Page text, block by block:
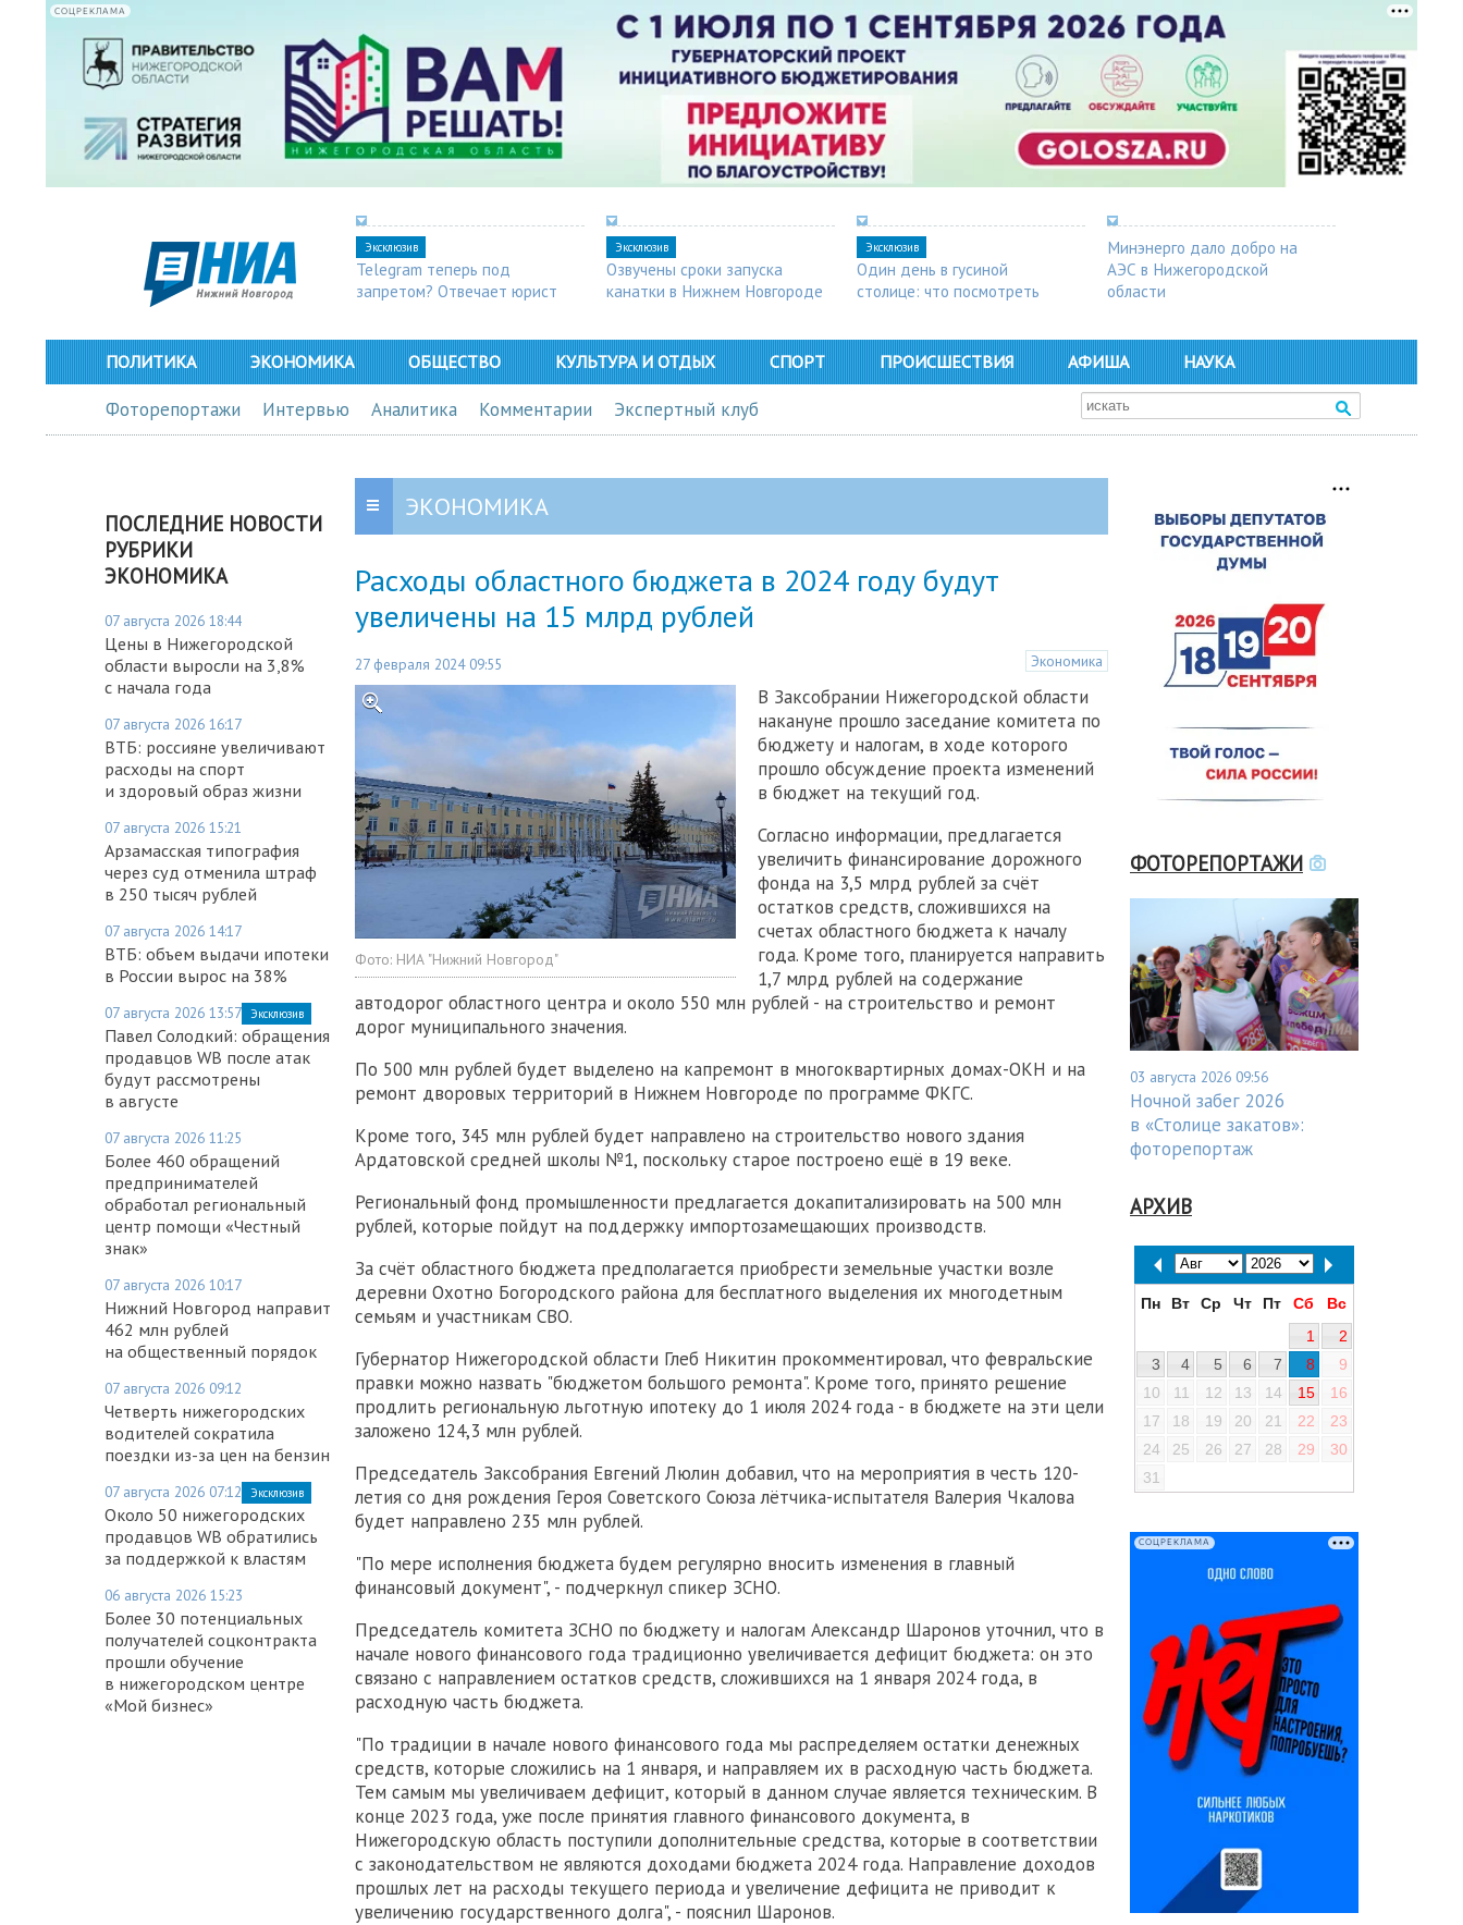
СОЦРЕКЛАМА
Эксклюзив
Telegram теперь под
запретом? Отвечает юрист
Эксклюзив
Озвучены сроки запуска
канатки в Нижнем Новгороде
Эксклюзив
Один день в гусиной
столице: что посмотреть
Минэнерго дало добро на
АЭС в Нижегородской
области
ПОЛИТИКА ЭКОНОМИКА ОБЩЕСТВО КУЛЬТУРА И ОТДЫХ СПОРТ ПРОИСШЕСТВИЯ АФИША НАУКА
Фоторепортажи Интервью Аналитика Комментарии Экспертный клуб
ПОСЛЕДНИЕ НОВОСТИ
РУБРИКИ
ЭКОНОМИКА
07 августа 2026 18:44
Цены в Нижегородской
области выросли на 3,8%
с начала года
07 августа 2026 16:17
ВТБ: россияне увеличивают
расходы на спорт
и здоровый образ жизни
07 августа 2026 15:21
Арзамасская типография
через суд отменила штраф
в 250 тысяч рублей
07 августа 2026 14:17
ВТБ: объем выдачи ипотеки
в России вырос на 38%
07 августа 2026 13:57 Эксклюзив
Павел Солодкий: обращения
продавцов WB после атак
будут рассмотрены
в августе
07 августа 2026 11:25
Более 460 обращений
предпринимателей
обработал региональный
центр помощи «Честный
знак»
07 августа 2026 10:17
Нижний Новгород направит
462 млн рублей
на общественный порядок
07 августа 2026 09:12
Четверть нижегородских
водителей сократила
поездки из-за цен на бензин
07 августа 2026 07:12 Эксклюзив
Около 50 нижегородских
продавцов WB обратились
за поддержкой к властям
06 августа 2026 15:23
Более 30 потенциальных
получателей соцконтракта
прошли обучение
в нижегородском центре
«Мой бизнес»
ЭКОНОМИКА
Расходы областного бюджета в 2024 году будут
увеличены на 15 млрд рублей
27 февраля 2024 09:55 Экономика
Фото: НИА "Нижний Новгород"
В Заксобрании Нижегородской области
накануне прошло заседание комитета по
бюджету и налогам, в ходе которого
прошло обсуждение проекта изменений
в бюджет на текущий год.
Согласно информации, предлагается
увеличить финансирование дорожного
фонда на 3,5 млрд рублей за счёт
остатков средств, сложившихся на
счетах областного бюджета к началу
года. Кроме того, планируется направить
1,7 млрд рублей на содержание
автодорог областного центра и около 550 млн рублей - на строительство и ремонт
дорог муниципального значения.
По 500 млн рублей будет выделено на капремонт в многоквартирных домах-ОКН и на
ремонт дворовых территорий в Нижнем Новгороде по программе ФКГС.
Кроме того, 345 млн рублей будет направлено на строительство нового здания
Ардатовской средней школы №1, поскольку старое построено ещё в 19 веке.
Региональный фонд промышленности предлагается докапитализировать на 500 млн
рублей, которые пойдут на поддержку импортозамещающих производств.
За счёт областного бюджета предполагается приобрести земельные участки возле
деревни Охотно Богородского района для бесплатного выделения их многодетным
семьям и участникам СВО.
Губернатор Нижегородской области Глеб Никитин прокомментировал, что февральские
правки можно назвать "бюджетом большого ремонта". Кроме того, принято решение
продлить региональную льготную ипотеку до 1 июля 2024 года - в бюджете на эти цели
заложено 124,3 млн рублей.
Председатель Заксобрания Евгений Люлин добавил, что на мероприятия в честь 120-
летия со дня рождения Героя Советского Союза лётчика-испытателя Валерия Чкалова
будет направлено 235 млн рублей.
"По мере исполнения бюджета будем регулярно вносить изменения в главный
финансовый документ", - подчеркнул спикер ЗСНО.
Председатель комитета ЗСНО по бюджету и налогам Александр Шаронов уточнил, что в
начале нового финансового года традиционно увеличивается дефицит бюджета: он это
связано с направлением остатков средств, сложившихся на 1 января 2024 года, в
расходную часть бюджета.
"По традиции в начале нового финансового года мы распределяем остатки денежных
средств, которые сложились на 1 января, и направляем их в расходную часть бюджета.
Тем самым мы увеличиваем дефицит, который в данном случае является техническим. В
конце 2023 года, уже после принятия главного финансового документа, в
Нижегородскую область поступили дополнительные средства, которые в соответствии
с законодательством не являются доходами бюджета 2024 года. Направление доходов
прошлых лет на расходы текущего периода и увеличение дефицита не приводит к
увеличению государственного долга", - пояснил Шаронов.
ФОТОРЕПОРТАЖИ
03 августа 2026 09:56
Ночной забег 2026
в «Столице закатов»:
фоторепортаж
АРХИВ
Пн Вт Ср Чт Пт Сб
Вс
1
2
3
4 5 6 7 8
9
10
11 12 13 14 15
16
17
18 19 20 21 22
23
24
25 26 27 28 29
30
31
СОЦРЕКЛАМА